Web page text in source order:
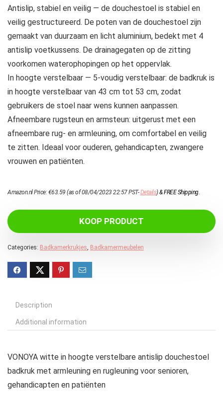
Antislip, stabiel en veilig — de douchestoel is stabiel en
veilig gestructureerd. De poten van de douchestoel zijn
gemaakt van duurzaam en licht aluminium, bedekt met 4
antislip voetkussens. De drainagegaten op de zitting
voorkomen waterophopingen op het oppervlak.
In hoogte verstelbaar — 5-voudig verstelbaar: de badkruk is
in hoogte verstelbaar van 43 cm tot 53 cm, zodat
gebruikers de stoel naar wens kunnen aanpassen.
Afneembare rugsteun en armsteun: uitgerust met een
afneembare rug- en armleuning, om comfortabel en veilig
te zitten. Ideaal voor ouderen, gehandicapten, zwangere
vrouwen en patiënten.
Amazon.nl Price:€63.59 (as of 08/04/2023 22:57 PST-Details)&FREE Shipping.
KOOP PRODUCT
Categories: Badkamerkrukjes, Badkamermeubelen
Description
Additional information
VONOYA witte in hoogte verstelbare antislip douchestoel
badkruk met armleuning en rugleuning voor senioren,
gehandicapten en patiënten